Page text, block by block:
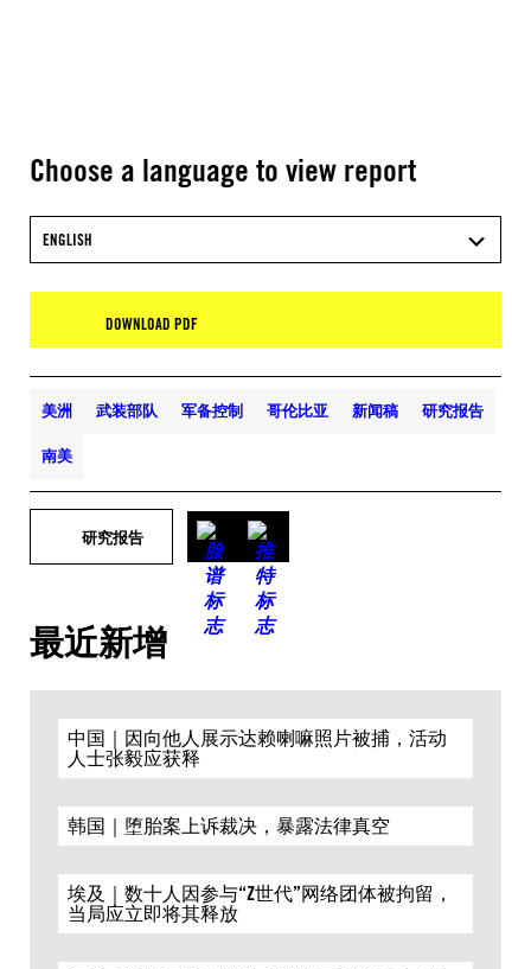
Choose a language to view report
ENGLISH
DOWNLOAD PDF
美洲 武装部队 军备控制 哥伦比亚 新闻稿 研究报告
南美
研究报告
最近新增
中国｜因向他人展示达赖喇嘛照片被捕，活动
人士张毅应获释
韩国｜堕胎案上诉裁决，暴露法律真空
埃及｜数十人因参与“Z世代”网络团体被拘留，
当局应立即将其释放